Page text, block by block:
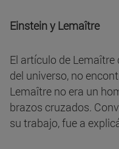
Einstein y Lemaître
El artículo de
del universo, no
Lemaître no era un
brazos cruzados.
su trabajo, fue a